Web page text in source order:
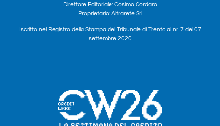
Direttore Editoriale: Cosimo Cordaro
Proprietario: Altrarete Srl
Iscritto nel Registro della Stampa del Tribunale di Trento al nr. 7 del 07
settembre 2020